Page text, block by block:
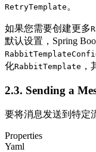
RetryTemplate 。
如果您需要创建更多
默认设置，Spring
化RabbitTemplate ，
2.3. Sending a
要将消息发送到特定
Properties
Yaml